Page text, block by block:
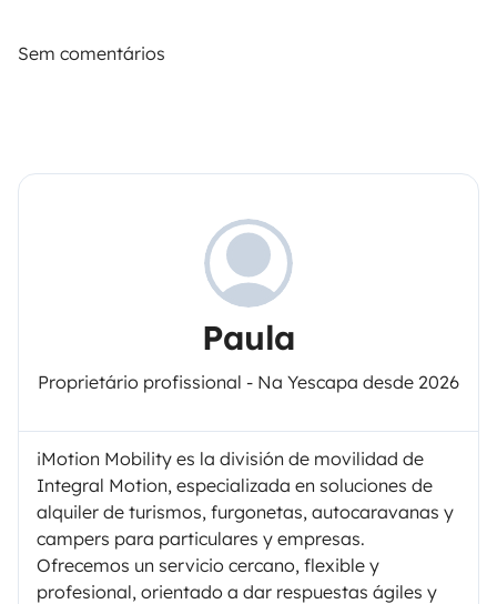
Sem comentários
Paula
Proprietário profissional - Na Yescapa desde 2026
iMotion Mobility es la división de movilidad de
Integral Motion, especializada en soluciones de
alquiler de turismos, furgonetas, autocaravanas y
campers para particulares y empresas.
Ofrecemos un servicio cercano, flexible y
profesional, orientado a dar respuestas ágiles y